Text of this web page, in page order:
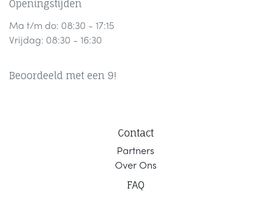
Openingstijden
Ma t/m do: 08:30 - 17:15
Vrijdag: 08:30 - 16:30
Beoordeeld met een 9!
Contact
Partners
Over Ons
FAQ